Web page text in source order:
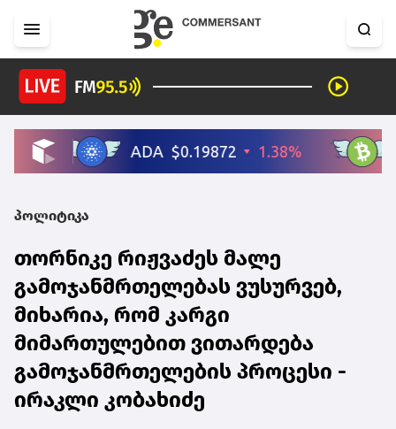
პოლიტიკა
თორნიკე რიჟვაძეს მალე
გამოჯანმრთელებას ვუსურვებ,
მიხარია, რომ კარგი
მიმართულებით ვითარდება
გამოჯანმრთელების პროცესი -
ირაკლი კობახიძე